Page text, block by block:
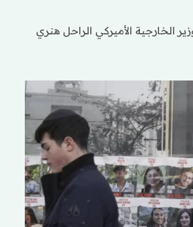
الخارجية الأميركي الراحل هنري